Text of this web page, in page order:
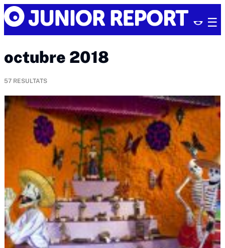
Skip
to
content
Junior
Report
octubre 2018
57 RESULTATS